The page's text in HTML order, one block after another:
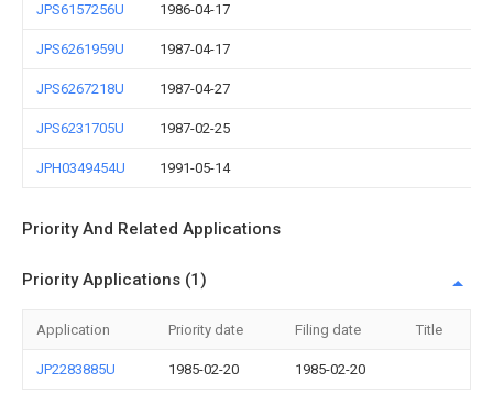
JPS6157256U 1986-04-17
JPS6261959U 1987-04-17
JPS6267218U 1987-04-27
JPS6231705U 1987-02-25
JPH0349454U 1991-05-14
Priority And Related Applications
Priority Applications (1)
Application Priority date Filing date Title
JP2283885U 1985-02-20 1985-02-20